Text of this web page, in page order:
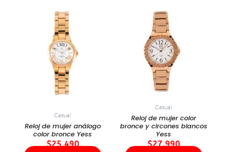
Casual
Reloj de mujer análogo
color bronce Yess
$25.490
Casual
Reloj de mujer color
bronce y circones blancos
Yess
$27.990